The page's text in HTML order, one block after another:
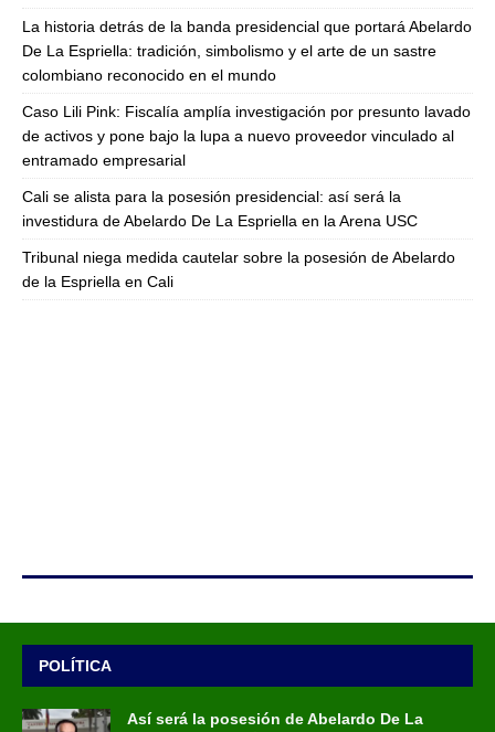
La historia detrás de la banda presidencial que portará Abelardo
De La Espriella: tradición, simbolismo y el arte de un sastre
colombiano reconocido en el mundo
Caso Lili Pink: Fiscalía amplía investigación por presunto lavado
de activos y pone bajo la lupa a nuevo proveedor vinculado al
entramado empresarial
Cali se alista para la posesión presidencial: así será la
investidura de Abelardo De La Espriella en la Arena USC
Tribunal niega medida cautelar sobre la posesión de Abelardo
de la Espriella en Cali
POLÍTICA
Así será la posesión de Abelardo De La